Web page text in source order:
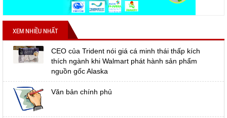
XEM NHIỀU NHẤT
CEO của Trident nói giá cá minh thái thấp kích
thích ngành khi Walmart phát hành sản phẩm
nguồn gốc Alaska
Văn bản chính phủ